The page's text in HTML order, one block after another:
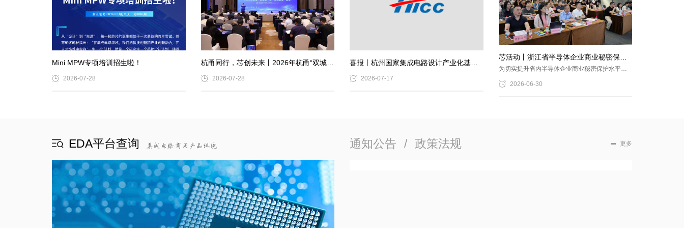
Mini MPW专项培训招生啦！
2026-07-28
杭甬同行，芯创未来丨2026年杭甬“双城记”之“芯机联动”活动顺利举办
2026-07-28
喜报丨杭州国家集成电路设计产业化基地有限公司入选浙江省2026年第一批拟入库科技型中小企业名单
2026-07-17
芯活动丨浙江省半导体企业商业秘密保护工作交流会顺利
为切实提升省内半导体企业商业秘密保护水平，在浙江省市场监督管
2026-06-30
EDA平台查询 通知公告 / 政策法规 更多